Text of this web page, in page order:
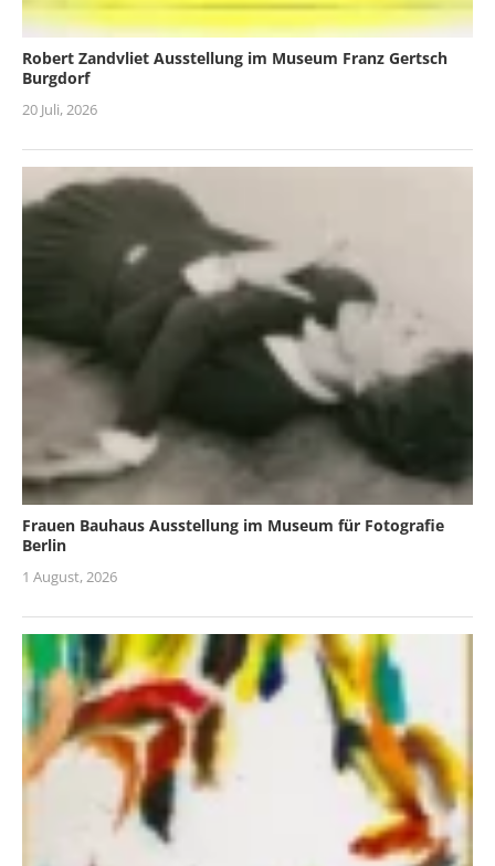
Robert Zandvliet Ausstellung im Museum Franz Gertsch
Burgdorf
20 Juli, 2026
Frauen Bauhaus Ausstellung im Museum für Fotografie
Berlin
1 August, 2026